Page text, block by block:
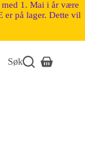
1. Mai i år være
er på lager. Dette vil
Søk